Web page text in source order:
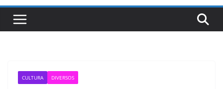
CULTURA DIVERSOS